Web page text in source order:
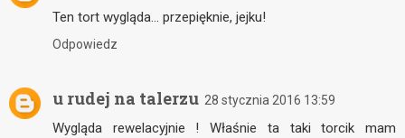
Ten tort wygląda… przepięknie, jejku!
Odpowiedz
u rudej na talerzu 28 stycznia 2016 13:59
Wygląda rewelacyjnie ! Właśnie ta taki torcik mam